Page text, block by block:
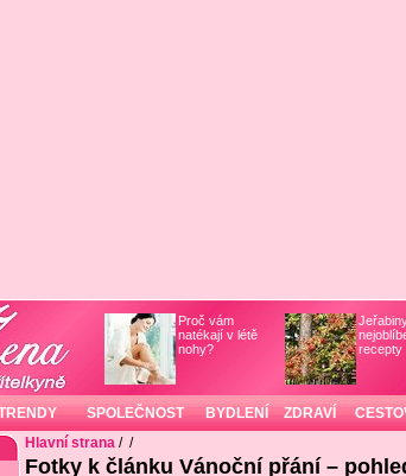
Proč vám
natékají v létě
nohy?
recepty
SPOLEČNOST BYDLENÍ ZDRAVÍ
Hlavní strana/ /
Fotky k článku Vánoční přání –